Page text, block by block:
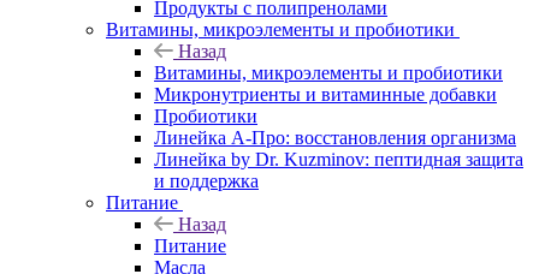
Продукты с полипренолами
Витамины, микроэлементы и пробиотики
Назад
Витамины, микроэлементы и пробиотики
Микронутриенты и витаминные добавки
Пробиотики
Линейка А-Про: восстановления организма
Линейка by Dr. Kuzminov: пептидная защита
и поддержка
Питание
Назад
Питание
Масла